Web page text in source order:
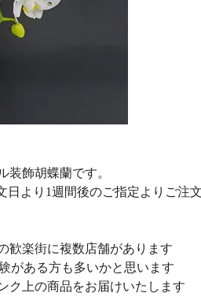
飾胡蝶蘭です。
より1週間後のご指定よりご注
歓楽街に複数店舗があります
がある方も多いかと思います
ク上の商品をお届けいたします